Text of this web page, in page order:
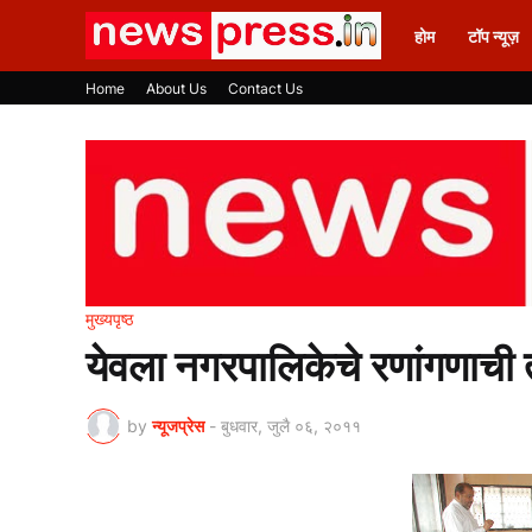
होम टॉप न्यूज़
Home About Us Contact Us
मुख्यपृष्ठ
येवला नगरपालिकेचे
by न्यूजप्रेस - बुधवार, जुलै ०६, २०११